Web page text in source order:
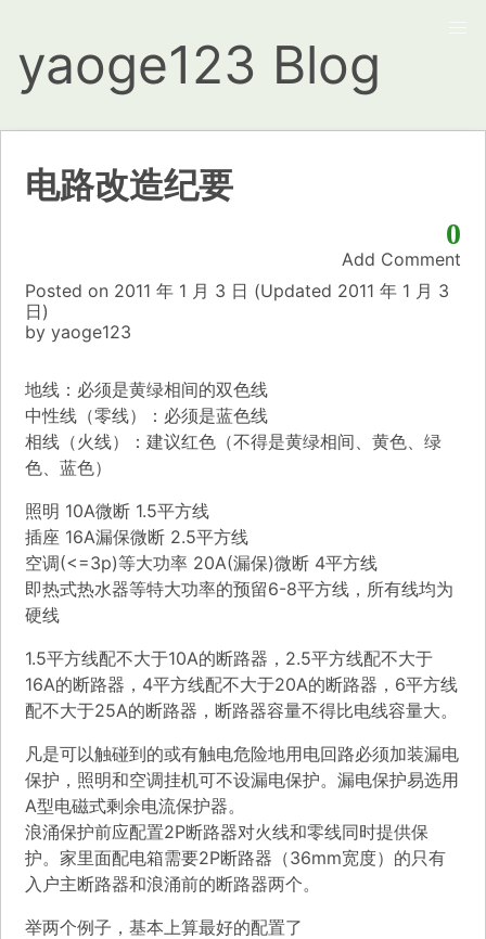
yaoge123 Blog
电路改造纪要
0
Add Comment
Posted on 2011 年 1 月 3 日 (Updated 2011 年 1 月 3
日)
by yaoge123
地线：必须是黄绿相间的双色线
中性线（零线）：必须是蓝色线
相线（火线）：建议红色（不得是黄绿相间、黄色、绿
色、蓝色）
照明 10A微断 1.5平方线
插座 16A漏保微断 2.5平方线
空调(<=3p)等大功率 20A(漏保)微断 4平方线
即热式热水器等特大功率的预留6-8平方线，所有线均为
硬线
1.5平方线配不大于10A的断路器，2.5平方线配不大于
16A的断路器，4平方线配不大于20A的断路器，6平方线
配不大于25A的断路器，断路器容量不得比电线容量大。
凡是可以触碰到的或有触电危险地用电回路必须加装漏电
保护，照明和空调挂机可不设漏电保护。漏电保护易选用
A型电磁式剩余电流保护器。
浪涌保护前应配置2P断路器对火线和零线同时提供保
护。家里面配电箱需要2P断路器（36mm宽度）的只有
入户主断路器和浪涌前的断路器两个。
举两个例子，基本上算最好的配置了